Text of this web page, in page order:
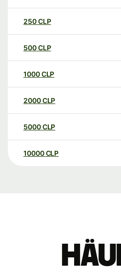
250CLP
500CLP
1000CLP
2000CLP
5000CLP
10000 CLP